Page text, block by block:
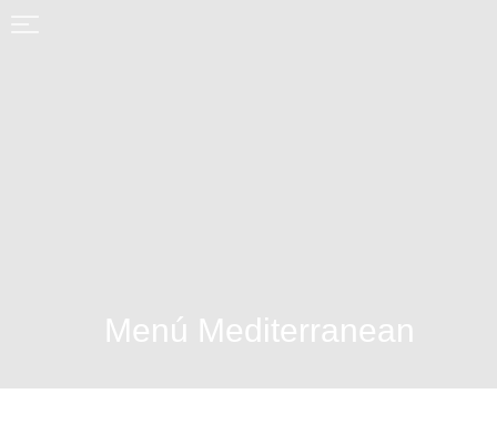
Menú Mediterranean